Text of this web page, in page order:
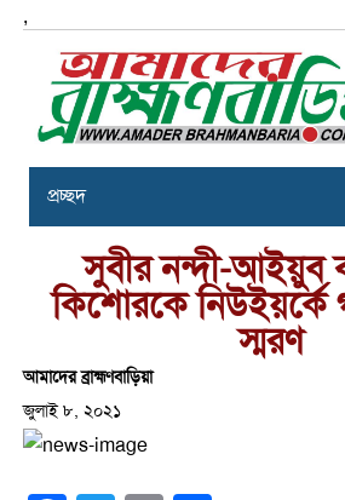
,
প্রচ্ছদ
সুবীর নন্দী-আইয়ুব
কিশোরকে নিউইয়র্কে
স্মরণ
আমাদের ব্রাহ্মণবাড়িয়া
জুলাই ৮, ২০২১